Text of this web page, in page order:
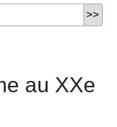
au XXe